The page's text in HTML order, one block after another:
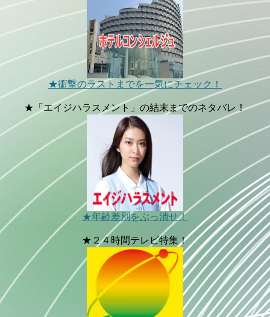
★衝撃のラストまでを一気にチェック！
★「エイジハラスメント」の結末までのネタバレ！
★年齢差別をぶっ潰せ！
★２４時間テレビ特集！